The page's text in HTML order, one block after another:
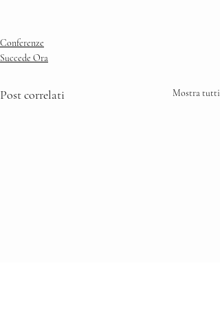
Conferenze
Succede Ora
Post correlati Mostra tutti